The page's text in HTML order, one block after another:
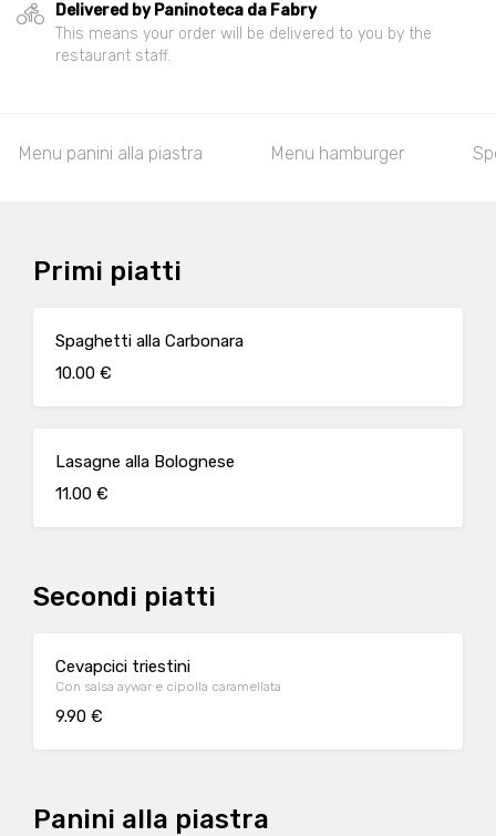
Delivered by Paninoteca da Fabry
This means your order will be delivered to you by the
restaurant staff.
Menu panini alla piastra Menu hamburger
Primi piatti
Spaghetti alla Carbonara
10.00 €
Lasagne alla Bolognese
11.00 €
Secondi piatti
Cevapcici triestini
Con salsa aywar e cipolla caramellata
9.90 €
Panini alla piastra